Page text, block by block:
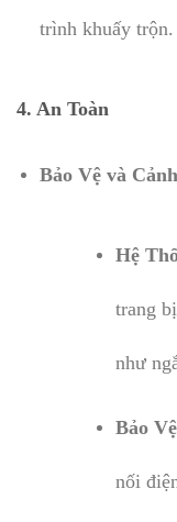
trình khuấy trộn.
4. An Toàn
Bảo Vệ và
Hệ
trang
như
Bảo
nối